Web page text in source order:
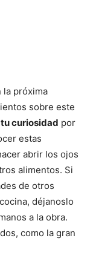
la próxima
sobre este
curiosidad por
estas
abrir los ojos
alimentos. Si
de otros
déjanoslo
a la obra.
como la gran